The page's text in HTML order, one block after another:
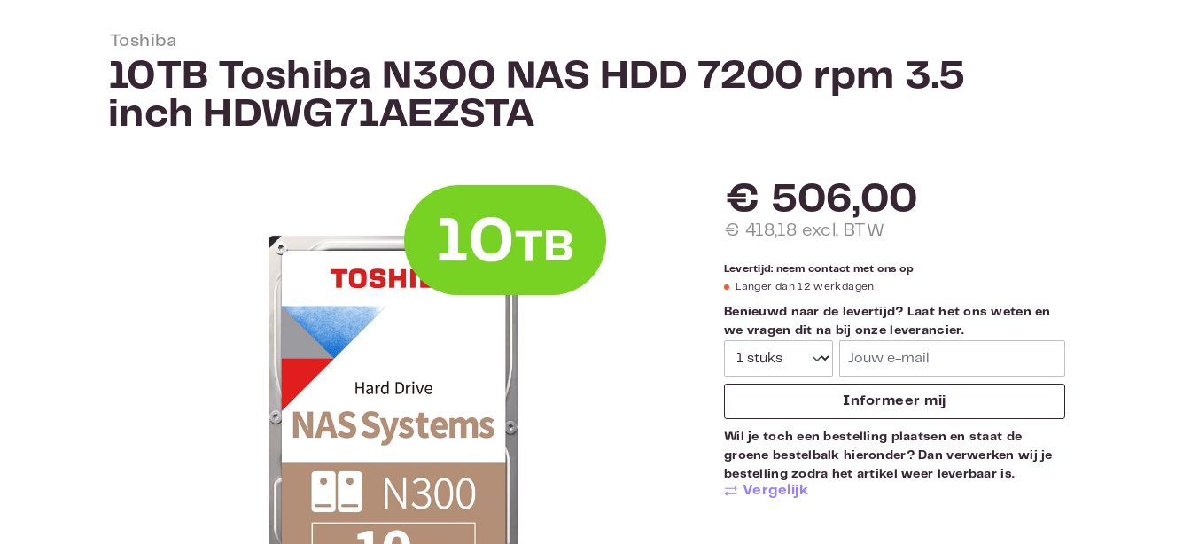
Toshiba
10TB Toshiba N300 NAS HDD 7200 rpm 3.5
inch HDWG71AEZSTA
€ 506,00
€ 418,18 excl. BTW
Levertijd: neem contact met ons op
Langer dan 12 werkdagen
Benieuwd naar de levertijd? Laat het ons weten en
we vragen dit na bij onze leverancier.
Informeer mij
Wil je toch een bestelling plaatsen en staat de
groene bestelbalk hieronder? Dan verwerken wij je
bestelling zodra het artikel weer leverbaar is.
Vergelijk